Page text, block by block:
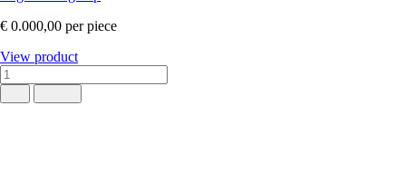
€ 0.000,00 per piece
View product